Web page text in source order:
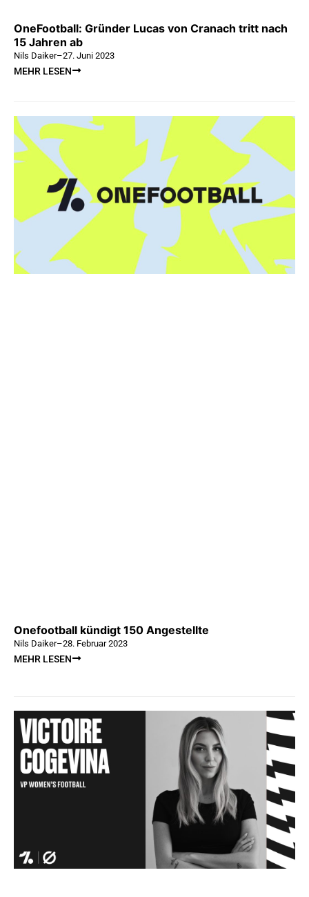
OneFootball: Gründer Lucas von Cranach tritt nach
15 Jahren ab
Nils Daiker–27. Juni 2023
MEHR LESEN
Onefootball kündigt 150 Angestellte
Nils Daiker–28. Februar 2023
MEHR LESEN